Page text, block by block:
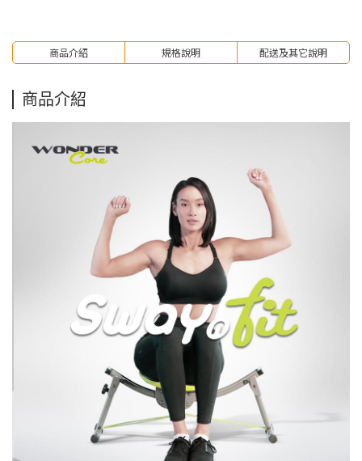
商品介紹 規格說明 配送及其它說明
商品介紹